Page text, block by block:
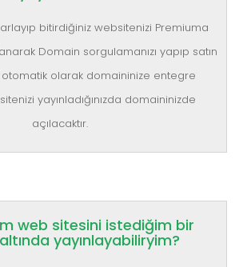
bitirdiğiniz websitenizi Premiuma
Domain sorgulamanızı yapıp satın
otomatik olarak domaininize entegre
yayınladığınızda domaininizde
açılacaktır.
web sitesini istediğim bir
yayınlayabiliryim?